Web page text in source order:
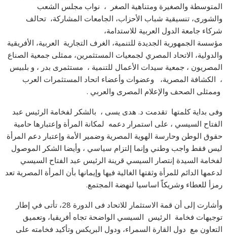
المتوسطة والصغيرة ومتناهية الصغر ، نواب مجلس الشعب
والشورى، تنسيقية شباب الأحزاب، الجامعات المشاركة، تحالف
شركاء جامعة الدول العربية للاستدامة،
مؤسسة الجمهورية الجديدة للتنمية، الغرف التجارية العربية، الأفريقية
والدولية، الاتحاد المصري لجمعيات المستثمرين، ممثلى جمعية الصناع
المصريون ، جمعية سيدات الأعمال للتنمية ، مستثمرى بدر ، و بلبيس
، الكشافة المصرية، وعضوات وأعضاء اتحاد المستثمرات العرب
وممثلى الصحف والإعلام المصرى والعربي .
وفى بداية كلمتها تقدمت د. هدى يسى ، بالشكر لفخامة الرئيس عبد
الفتاح السيسي ، على استمرار دعمه لمكانة المرأة وإعتبارها حامية
حقوق الوطن وحارسة الهوية المصرية وضمير الأمة وإعتبار دعم المرأة
ليس فقط واجب وطني وإنما إلتزام سياسي ، وأيضا الشكر الموصول
لفخامة السيدة إنتصار السيسي قرينة الرئيس عبد الفتاح السيسي
لدعمها الدائم للمرأة وثقتها الغالية فيها وإيمانها بأن المرأة المصرية تعد
رمزأ للعطاء وشريكاّ اساسيا لنهضة المجتمع.
وأشارت إلى أن قمة الاستثمار للاتحاد فى الدورة 28، تأتى في إطار
توجيهات فخامة الرئيس السيسي الواضحة تجاه أفريقيا، وتعميق
التعاون مع دول القارة السمراء، ودول البريكس وتأكيد فخامته على